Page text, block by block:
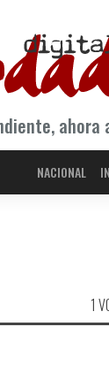
ahora
NACIONAL
1